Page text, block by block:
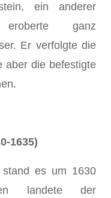
ein anderer
ganz
Er verfolgte die
aber die befestigte
1635)
stand es um 1630
landete der